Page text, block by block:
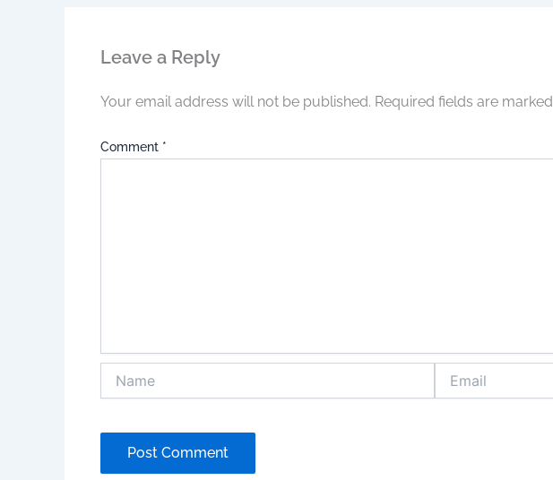
Leave a Reply
Your email address will not be published. Required fields are marked
Comment *